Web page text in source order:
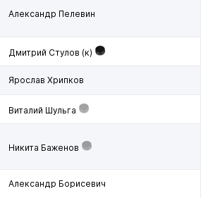
Александр Пелевин
Дмитрий Стулов (к)
Ярослав Хрипков
Виталий Шульга
Никита Баженов
Александр Борисевич